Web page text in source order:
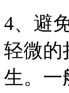
4、避
轻微的
生。一